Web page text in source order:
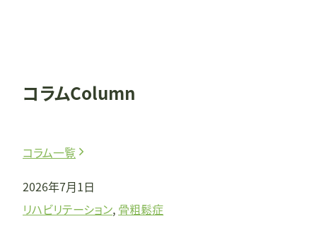
コラムColumn
コラム一覧
2026年7月1日
リハビリテーション, 骨粗鬆症